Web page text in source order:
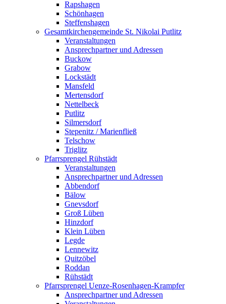
Rapshagen
Schönhagen
Steffenshagen
Gesamtkirchengemeinde St. Nikolai Putlitz
Veranstaltungen
Ansprechpartner und Adressen
Buckow
Grabow
Lockstädt
Mansfeld
Mertensdorf
Nettelbeck
Putlitz
Silmersdorf
Stepenitz / Marienfließ
Telschow
Triglitz
Pfarrsprengel Rühstädt
Veranstaltungen
Ansprechpartner und Adressen
Abbendorf
Bälow
Gnevsdorf
Groß Lüben
Hinzdorf
Klein Lüben
Legde
Lennewitz
Quitzöbel
Roddan
Rühstädt
Pfarrsprengel Uenze-Rosenhagen-Krampfer
Ansprechpartner und Adressen